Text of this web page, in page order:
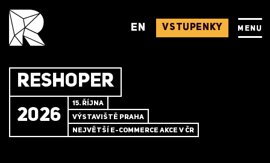
EN VSTUPENKY MENU
RESHOPER
2026
15. ŘÍJNA
VÝSTAVIŠTĚ PRAHA
NEJVĚTŠÍ E-COMMERCE AKCE V ČR